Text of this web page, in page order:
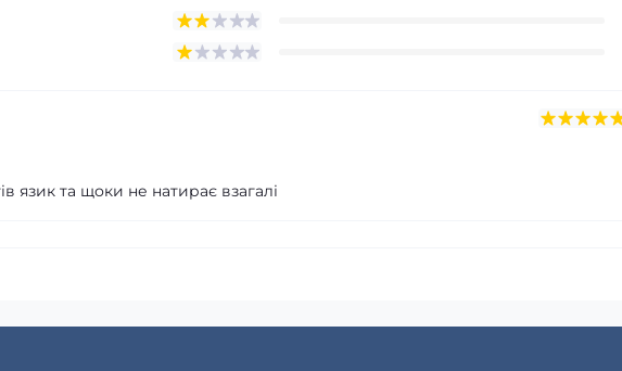
язик та щоки не натирає взагалі